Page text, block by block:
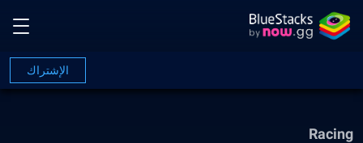
الإشتراك
Racing